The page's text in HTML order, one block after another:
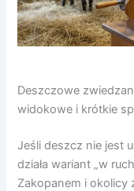
Deszczowe
widokowe i krótkie
Jeśli deszcz nie jest
działa wariant „w
Zakopanem i okolicy